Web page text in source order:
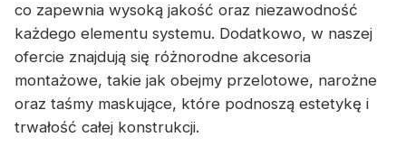
co zapewnia wysoką jakość oraz niezawodność
każdego elementu systemu. Dodatkowo, w naszej
ofercie znajdują się różnorodne akcesoria
montażowe, takie jak obejmy przelotowe, narożne
oraz taśmy maskujące, które podnoszą estetykę i
trwałość całej konstrukcji.